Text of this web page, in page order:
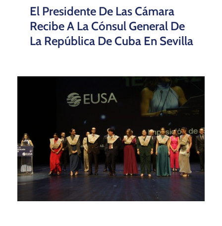
El Presidente De Las Cámara
Recibe A La Cónsul General De
La República De Cuba En Sevilla